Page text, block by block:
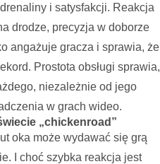
i satysfakcji. Reakcja
drodze, precyzja w doborze
angażuje gracza i sprawia, że
Prostota obsługi sprawia,
niezależnie od jego
w grach wideo.
„chickenroad”
oka może wydawać się grą
I choć szybka reakcja jest